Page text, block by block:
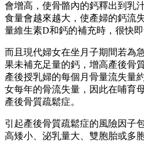
會增高，使骨骼內的鈣釋出到乳
食量會越來越大，使產婦的鈣流
量維生素D和鈣的補充時，很快即
而且現代婦女在坐月子期間若為
果未補充足量的鈣，增高產後骨
產後授乳婦的每個月骨量流失量
女每年的骨流失量，因此在哺育
產後骨質疏鬆症。
引起產後骨質疏鬆症的風險因子
高矮小、泌乳量大、雙胞胎或多